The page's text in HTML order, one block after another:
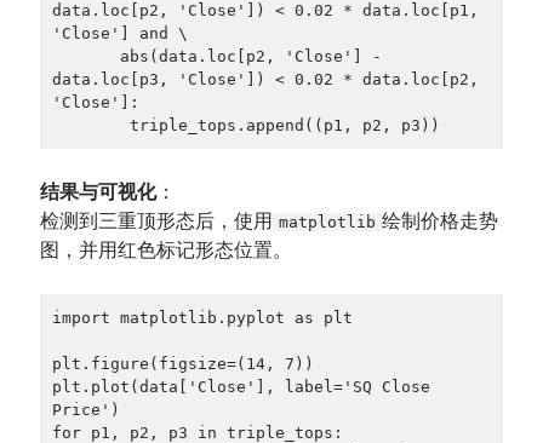
data.loc[p2, 'Close']) < 0.02 * data.loc[p1,
'Close'] and \
data.loc[p3, 'Close']) < 0.02 * data.loc[p2,
'Close']:
        triple_tops.append((p1, p2, p3))
结果与可视化：
检测到三重顶形态后，使用 matplotlib 绘制价格走势
图，并用红色标记形态位置。
import matplotlib.pyplot as plt
plt.figure(figsize=(14, 7))
plt.plot(data['Close'], label='SQ Close
Price')
for p1, p2, p3 in triple_tops: